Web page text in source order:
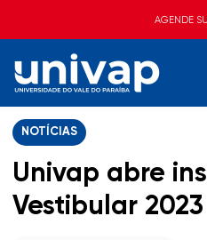
AGENDE
NOTÍCIAS
Univap abre
Vestibular 2023